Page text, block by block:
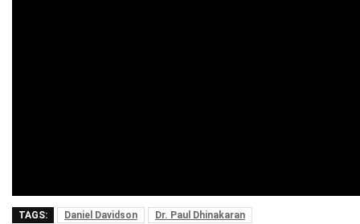
TAGS: Daniel Davidson
Dr. Paul Dhinakaran